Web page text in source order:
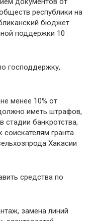
республики на
бюджет
поддержки 10
господдержку,
менее 10% от
иметь штрафов,
стадии банкротства,
соискателям гранта
Хакасии
средства по
замена линий